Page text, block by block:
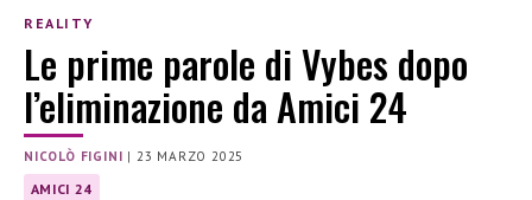
REALITY
Le prime parole di Vybes dopo
l’eliminazione da Amici 24
NICOLÒ FIGINI | 23 MARZO 2025
AMICI 24